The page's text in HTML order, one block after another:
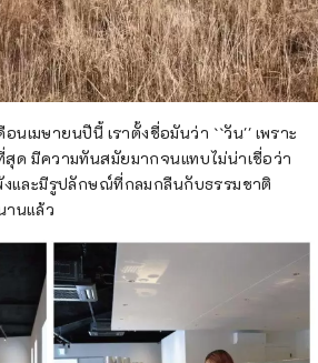
ดือนเมษายนปีนี้ เราตั้งชื่อมันว่า ``วัน'' เพราะ
ด มีความทันสมัยมากจนแทบไม่น่าเชื่อว่า
งและมีรูปลักษณ์ที่กลมกลืนกับธรรมชาติ
านแล้ว